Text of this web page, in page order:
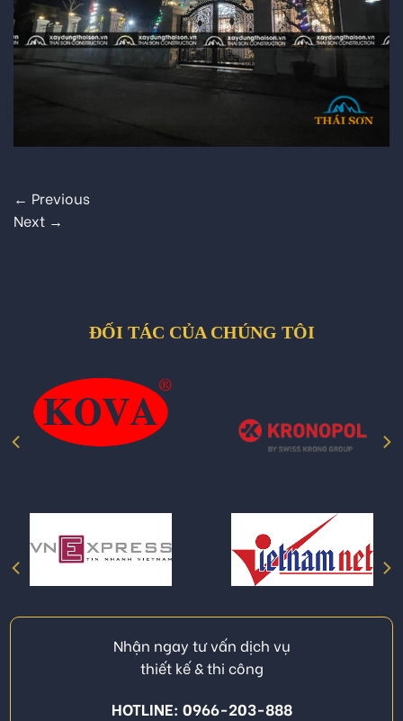
← Previous
Next →
ĐỐI TÁC CỦA CHÚNG TÔI
Nhận ngay tư vấn dịch vụ
thiết kế & thi công
HOTLINE: 0966-203-888